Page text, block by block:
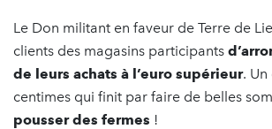
Le Don militant en faveur de Terre de
clients des magasins participants
de leurs achats à l’euro supérieur.
centimes qui finit par faire de belles
pousser des fermes !